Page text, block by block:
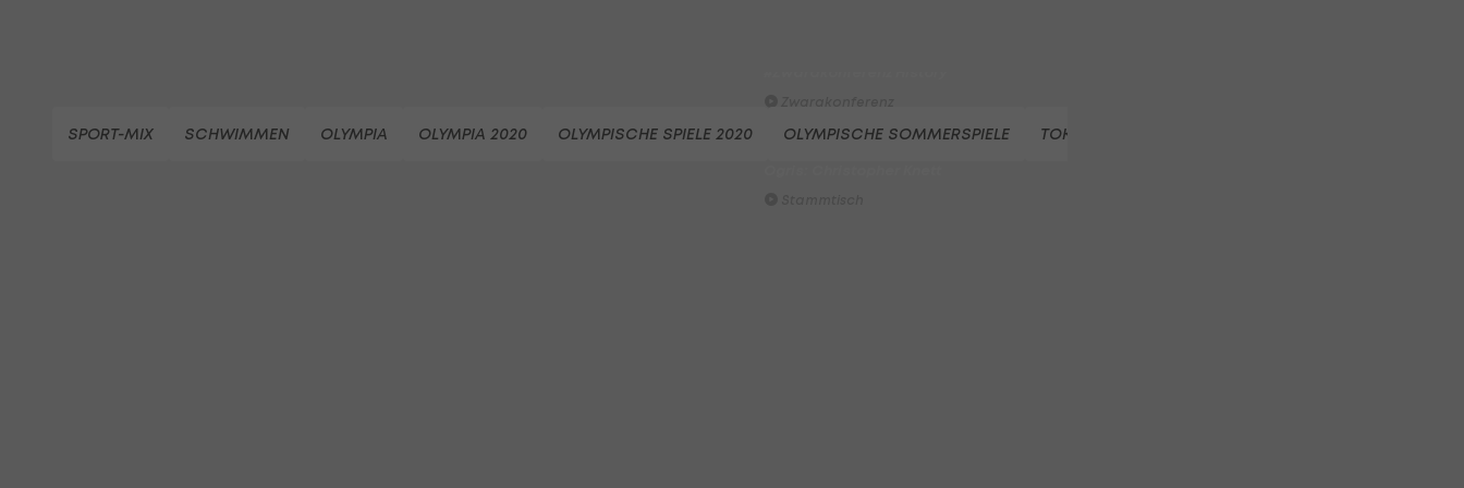
SPORT-MIX SCHWIMMEN OLYMPIA OLYMPIA 2020 OLYMPISCHE SPIELE 2020 OLYMPISCHE SOMMERSPIELE TOKIO